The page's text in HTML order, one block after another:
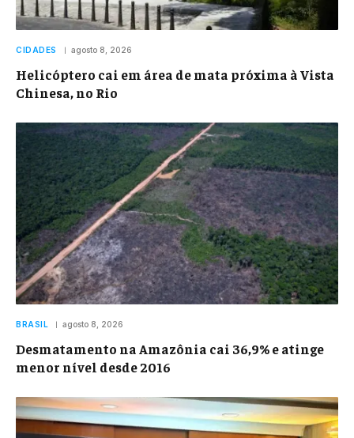
CIDADES agosto 8, 2026
Helicóptero cai em área de mata próxima à Vista
Chinesa, no Rio
BRASIL agosto 8, 2026
Desmatamento na Amazônia cai 36,9% e atinge
menor nível desde 2016